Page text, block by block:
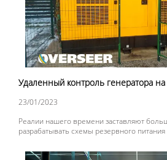
Удаленный контроль генератора
23/01/2023
Реалии нашего времени заставляют
разрабатывать схемы резервного
процесса.